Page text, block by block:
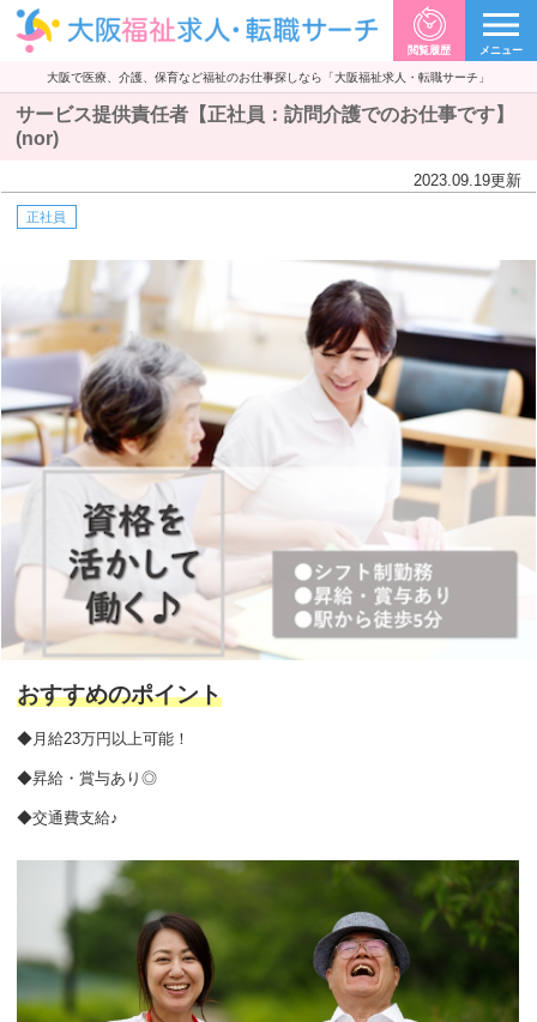
大阪で医療、介護、保育など福祉のお仕事探しなら「大阪福祉求人・転職サーチ」
閲覧履歴 メニュー
サービス提供責任者【正社員：訪問介護でのお仕事です】
(nor)
2023.09.19更新
正社員
おすすめのポイント
◆月給23万円以上可能！
◆昇給・賞与あり◎
◆交通費支給♪